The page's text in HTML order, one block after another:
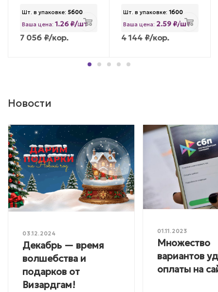
Шт. в упаковке: 5600
Ваша цена: 1.26 ₽/шт
7 056 ₽/кор.
Шт. в упаковке: 1600
Ваша цена: 2.59 ₽/шт
4 144 ₽/кор.
Новости
03.12.2024
Декабрь — время
волшебства и
подарков от
Визардгам!
01.11.2023
Множество
вариантов
оплаты на